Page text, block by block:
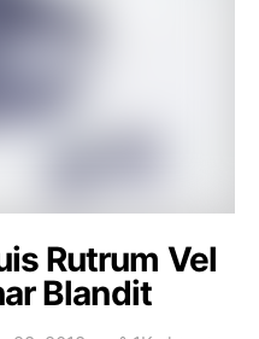
Rutrum Vel
Blandit